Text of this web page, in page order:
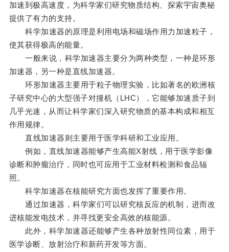
加速到极高速度，为科学家们研究物质结构、探索宇宙奥秘
提供了有力的支持。
科学加速器的原理是利用电场和磁场作用力加速粒子，
使其获得极高的能量。
一般来说，科学加速器主要分为两种类型，一种是环形
加速器，另一种是直线加速器。
环形加速器主要用于粒子物理实验，比如著名的欧洲核
子研究中心的大型强子对撞机（LHC），它能够加速质子到
几乎光速，从而让科学家们深入研究物质的基本构成和相互
作用规律。
直线加速器则主要用于医学科研和工业应用。
例如，直线加速器能够产生高能X射线，用于医学影像
诊断和肿瘤治疗，同时也可应用于工业材料检测和食品辐
照。
科学加速器在核能研究方面也发挥了重要作用。
通过加速器，科学家们可以研究核反应的机制，进而改
进核能发电技术，并寻找更安全高效的核能源。
此外，科学加速器还能够产生各种放射性同位素，用于
医学诊断、放射治疗和新药开发等方面。